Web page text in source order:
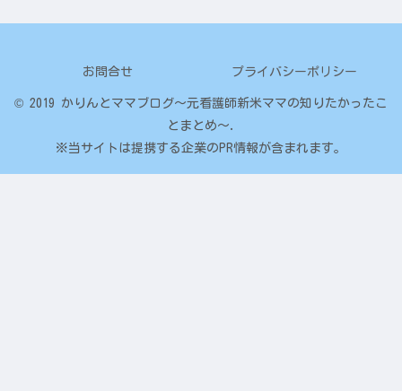
お問合せ プライバシーポリシー
© 2019 かりんとママブログ～元看護師新米ママの知りたかったこ
とまとめ～.
※当サイトは提携する企業のPR情報が含まれます。